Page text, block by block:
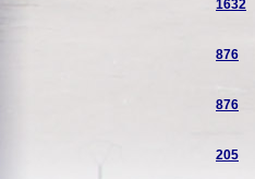
1632
876
876
205